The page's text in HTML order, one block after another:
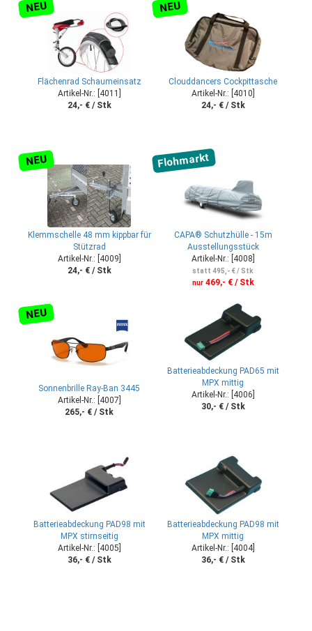
NEU
Flächenrad Schaumeinsatz
Artikel-Nr.: [4011]
24,- € / Stk
NEU
Clouddancers Cockpittasche
Artikel-Nr.: [4010]
24,- € / Stk
NEU
Klemmschelle 48 mm kippbar für
Stützrad
Artikel-Nr.: [4009]
24,- € / Stk
Flohmarkt
CAPA® Schutzhülle - 15m
Ausstellungsstück
Artikel-Nr.: [4008]
statt 495,- € / Stk
nur469,- € / Stk
NEU
Sonnenbrille Ray-Ban 3445
Artikel-Nr.: [4007]
265,- € / Stk
Batterieabdeckung PAD65 mit
MPX mittig
Artikel-Nr.: [4006]
30,- € / Stk
Batterieabdeckung PAD98 mit
MPX stirnseitig
Artikel-Nr.: [4005]
36,- € / Stk
Batterieabdeckung PAD98 mit
MPX mittig
Artikel-Nr.: [4004]
36,- € / Stk